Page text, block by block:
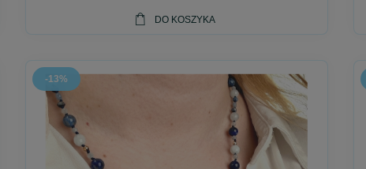
DO KOSZYKA
-13%